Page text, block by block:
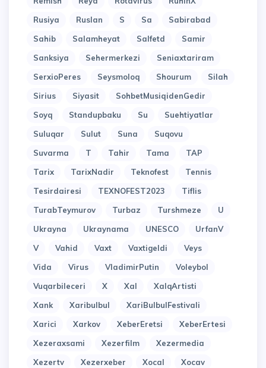
Rusiya
Ruslan S Sa
Sabirabad
Sahib
Salamheyat Salfetd
Samir
Sanksiya
Sehermerkezi
Seniaxtariram
SerxioPeres
Seysmoloq Shourum
Silah
Sirius
Siyasit
SohbetMusiqidenGedir
Soyq
Standupbaku Su
Suehtiyatlar
Suluqar
Sulut Suna
Suqovu
Suvarma
T Tahir Tama
TAP
Tarix
TarixNadir Teknofest
Tennis
Tesirdairesi
TEXNOFEST2023
Tiflis
TurabTeymurov
Turbaz Turshmeze
U
Ukrayna
Ukraynama UNESCO
UrfanV
V
Vahid Vaxt Vaxtigeldi
Veys
Vida
Virus VladimirPutin
Voleybol
Vuqarbileceri
X Xal
XalqArtisti
Xank
Xaribulbul
XariBulbulFestivali
Xarici
Xarkov XeberEretsi
XeberErtesi
Xezeraxsami
Xezerfilm
Xezermedia
Xezertv
Xezerxeber Xocal
Xocav